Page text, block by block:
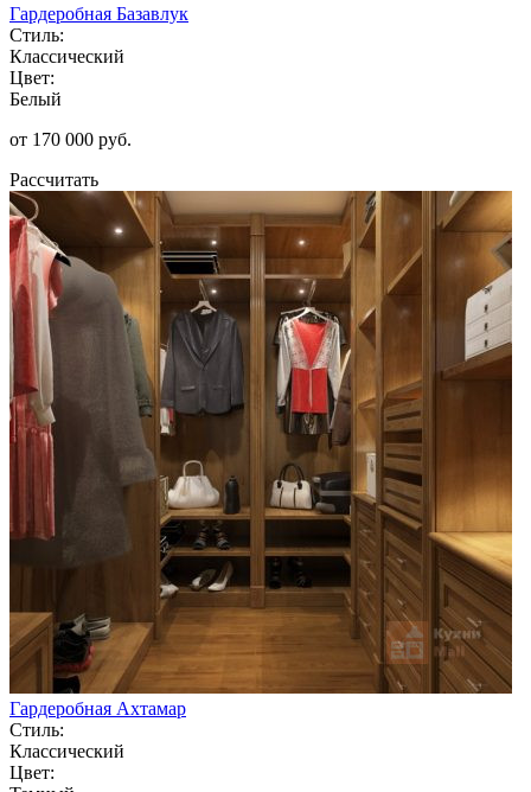
Гардеробная Базавлук
Стиль:
Классический
Цвет:
Белый
от 170 000 руб.
Рассчитать
Гардеробная Ахтамар
Стиль:
Классический
Цвет: